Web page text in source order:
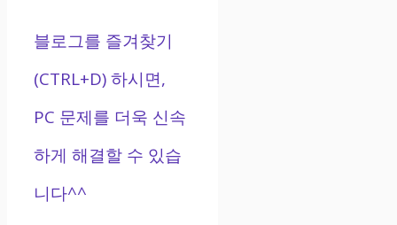
블로그를 즐겨찾기
(CTRL+D) 하시면,
PC 문제를 더욱 신속
하게 해결할 수 있습
니다^^